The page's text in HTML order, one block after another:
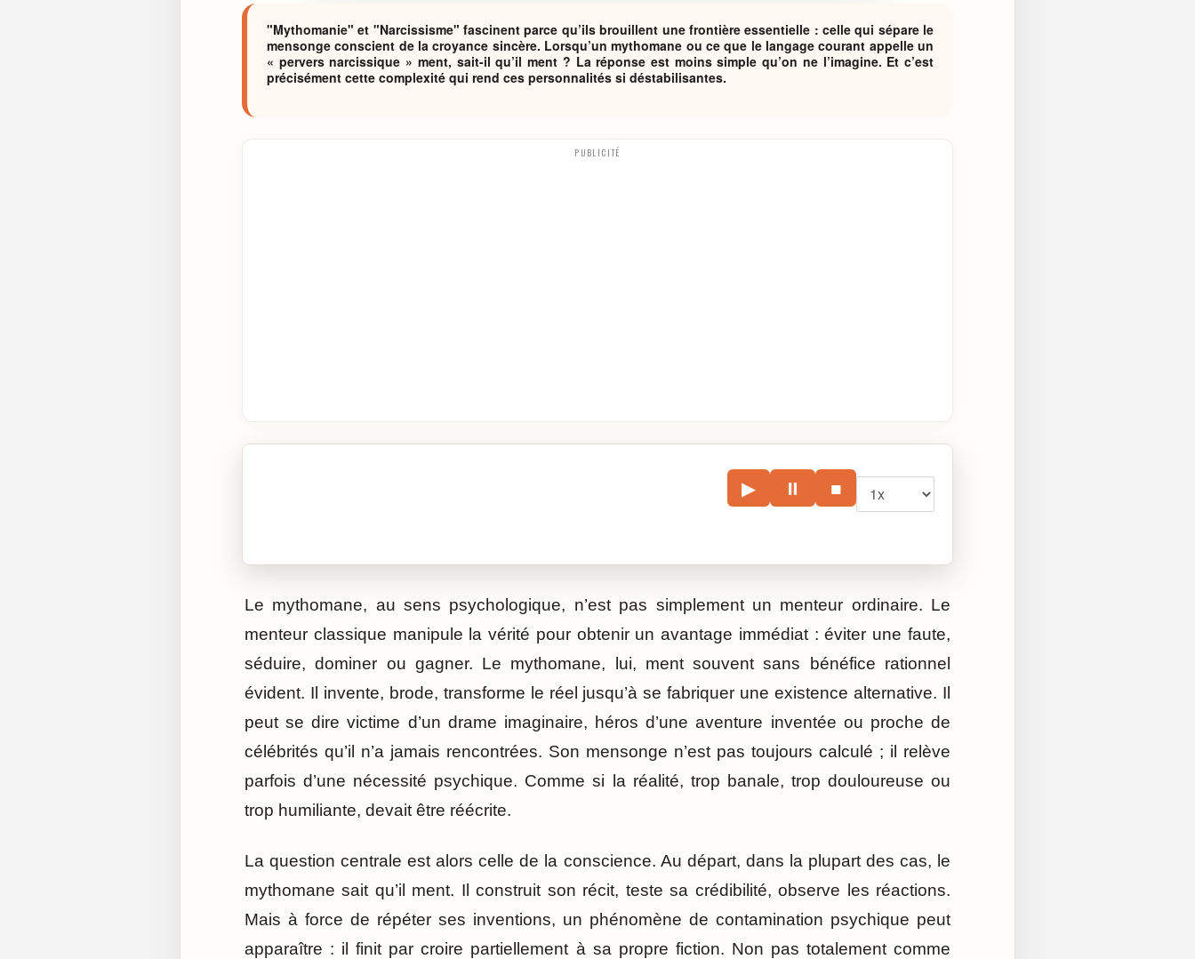
"Mythomanie" et "Narcissisme" fascinent parce qu’ils brouillent une frontière essentielle : celle qui sépare le
mensonge conscient de la croyance sincère. Lorsqu’un mythomane ou ce que le langage courant appelle un
« pervers narcissique » ment, sait-il qu’il ment ? La réponse est moins simple qu’on ne l’imagine. Et c’est
précisément cette complexité qui rend ces personnalités si déstabilisantes.
PUBLICITÉ
▶ ⏸ ■
Le mythomane, au sens psychologique, n’est pas simplement un menteur ordinaire. Le
menteur classique manipule la vérité pour obtenir un avantage immédiat : éviter une faute,
séduire, dominer ou gagner. Le mythomane, lui, ment souvent sans bénéfice rationnel
évident. Il invente, brode, transforme le réel jusqu’à se fabriquer une existence alternative. Il
peut se dire victime d’un drame imaginaire, héros d’une aventure inventée ou proche de
célébrités qu’il n’a jamais rencontrées. Son mensonge n’est pas toujours calculé ; il relève
parfois d’une nécessité psychique. Comme si la réalité, trop banale, trop douloureuse ou
trop humiliante, devait être réécrite.
La question centrale est alors celle de la conscience. Au départ, dans la plupart des cas, le
mythomane sait qu’il ment. Il construit son récit, teste sa crédibilité, observe les réactions.
Mais à force de répéter ses inventions, un phénomène de contamination psychique peut
apparaître : il finit par croire partiellement à sa propre fiction. Non pas totalement comme